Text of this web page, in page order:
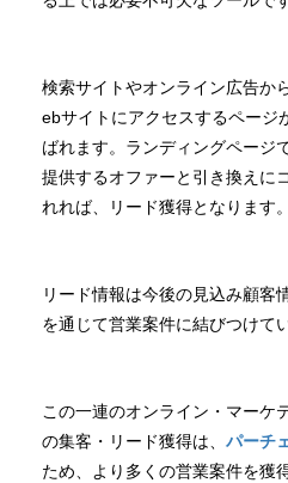
検索サイトやオンライン広告か
ebサイトにアクセスするページ
ばれます。ランディングページ
提供するオファーと引き換えに
れれば、リード獲得となります。
リード情報は今後の見込み顧客
を通じて営業案件に結びつけて
この一連のオンライン・マーケ
の集客・リード獲得は、 パーチ
ため、より多くの営業案件を獲